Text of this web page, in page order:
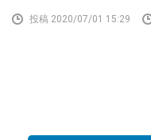
投稿 2020/07/01 15:29